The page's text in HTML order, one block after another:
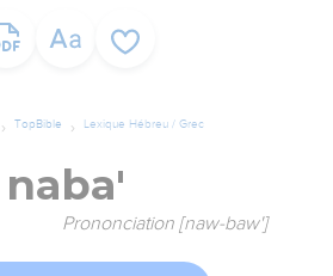
TopBible Lexique Hébreu / Grec
naba'
Prononciation [naw-baw']